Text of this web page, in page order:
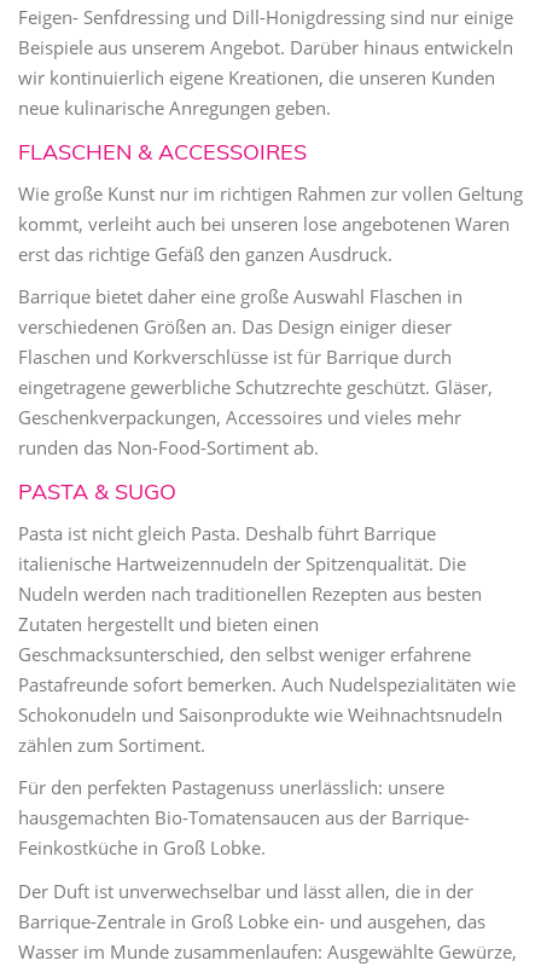
Feigen- Senfdressing und Dill-Honigdressing sind nur einige
Beispiele aus unserem Angebot. Darüber hinaus entwickeln
wir kontinuierlich eigene Kreationen, die unseren Kunden
neue kulinarische Anregungen geben.
FLASCHEN & ACCESSOIRES
Wie große Kunst nur im richtigen Rahmen zur vollen Geltung
kommt, verleiht auch bei unseren lose angebotenen Waren
erst das richtige Gefäß den ganzen Ausdruck.
Barrique bietet daher eine große Auswahl Flaschen in
verschiedenen Größen an. Das Design einiger dieser
Flaschen und Korkverschlüsse ist für Barrique durch
eingetragene gewerbliche Schutzrechte geschützt. Gläser,
Geschenkverpackungen, Accessoires und vieles mehr
runden das Non-Food-Sortiment ab.
PASTA & SUGO
Pasta ist nicht gleich Pasta. Deshalb führt Barrique
italienische Hartweizennudeln der Spitzenqualität. Die
Nudeln werden nach traditionellen Rezepten aus besten
Zutaten hergestellt und bieten einen
Geschmacksunterschied, den selbst weniger erfahrene
Pastafreunde sofort bemerken. Auch Nudelspezialitäten wie
Schokonudeln und Saisonprodukte wie Weihnachtsnudeln
zählen zum Sortiment.
Für den perfekten Pastagenuss unerlässlich: unsere
hausgemachten Bio-Tomatensaucen aus der Barrique-
Feinkostküche in Groß Lobke.
Der Duft ist unverwechselbar und lässt allen, die in der
Barrique-Zentrale in Groß Lobke ein- und ausgehen, das
Wasser im Munde zusammenlaufen: Ausgewählte Gewürze,